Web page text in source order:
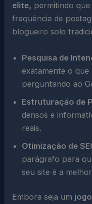
elite, permitindo
frequência de
blogueiro solo
Pesquisa de
exatamente o
perguntando ao
Estruturação de
densos e
reais.
Otimização de
parágrafo para
seu site é a
Embora seja um